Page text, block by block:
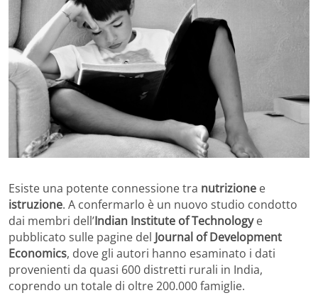
Esiste una potente connessione tra nutrizione e
istruzione. A confermarlo è un nuovo studio condotto
dai membri dell’Indian Institute of Technologye
pubblicato sulle pagine del Journal of Development
Economics, dove gli autori hanno esaminato i dati
provenienti da quasi 600 distretti rurali in India,
coprendo un totale di oltre 200.000 famiglie.